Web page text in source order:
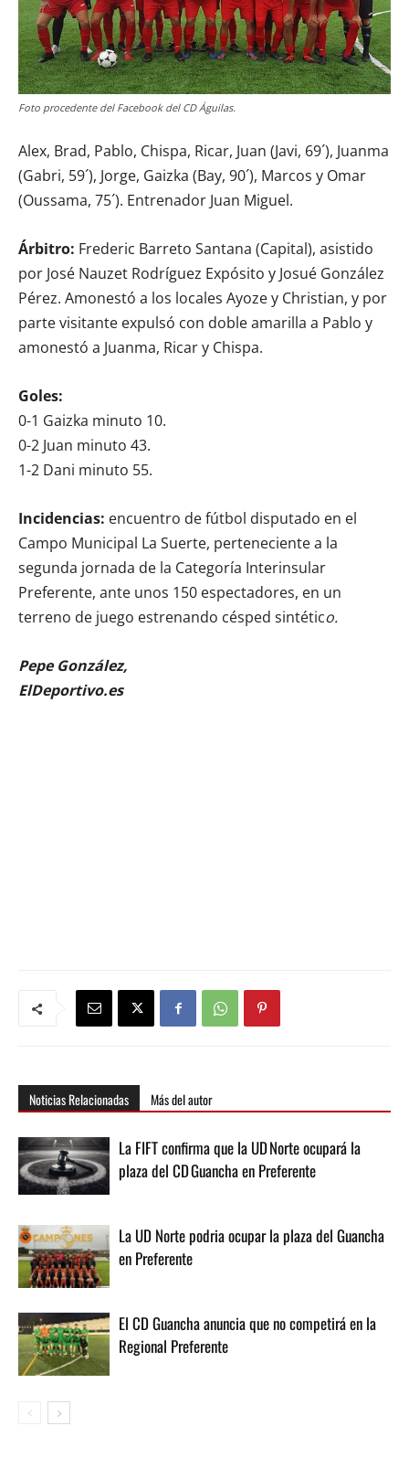
Foto procedente del Facebook del CD Águilas.
Alex, Brad, Pablo, Chispa, Ricar, Juan (Javi, 69´), Juanma
(Gabri, 59´), Jorge, Gaizka (Bay, 90´), Marcos y Omar
(Oussama, 75´). Entrenador Juan Miguel.
Árbitro: Frederic Barreto Santana (Capital), asistido
por José Nauzet Rodríguez Expósito y Josué González
Pérez. Amonestó a los locales Ayoze y Christian, y por
parte visitante expulsó con doble amarilla a Pablo y
amonestó a Juanma, Ricar y Chispa.
Goles:
0-1 Gaizka minuto 10.
0-2 Juan minuto 43.
1-2 Dani minuto 55.
Incidencias: encuentro de fútbol disputado en el
Campo Municipal La Suerte, perteneciente a la
segunda jornada de la Categoría Interinsular
Preferente, ante unos 150 espectadores, en un
terreno de juego estrenando césped sintético.
Pepe González,
ElDeportivo.es
Noticias Relacionadas Más del autor
La FIFT confirma que la UD Norte ocupará la
plaza del CD Guancha en Preferente
La UD Norte podria ocupar la plaza del Guancha
en Preferente
El CD Guancha anuncia que no competirá en la
Regional Preferente